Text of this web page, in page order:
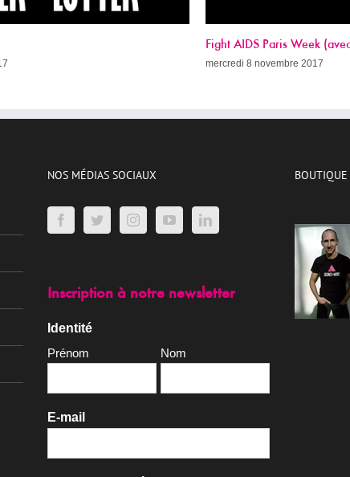
Week (avec le programme !)
2017
Sida, c’est
mercredi 8
NOS MÉDIAS SOCIAUX
Inscription à notre newsletter
Identité
Prénom
Nom
E-mail
BOUTIQUE